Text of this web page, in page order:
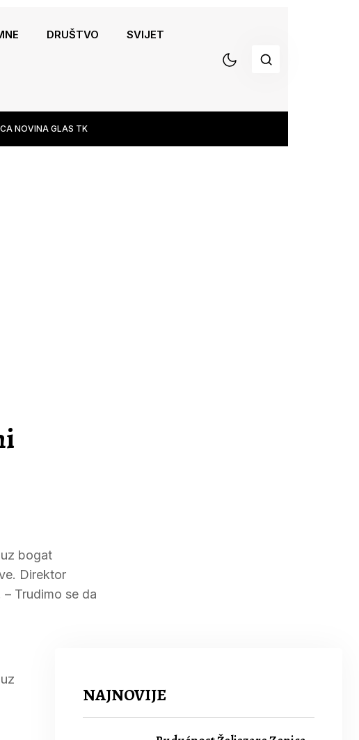
DRUŠTVO SVIJET
NOVINA GLAS TK
bogat
Direktor
Trudimo se da
NAJNOVIJE